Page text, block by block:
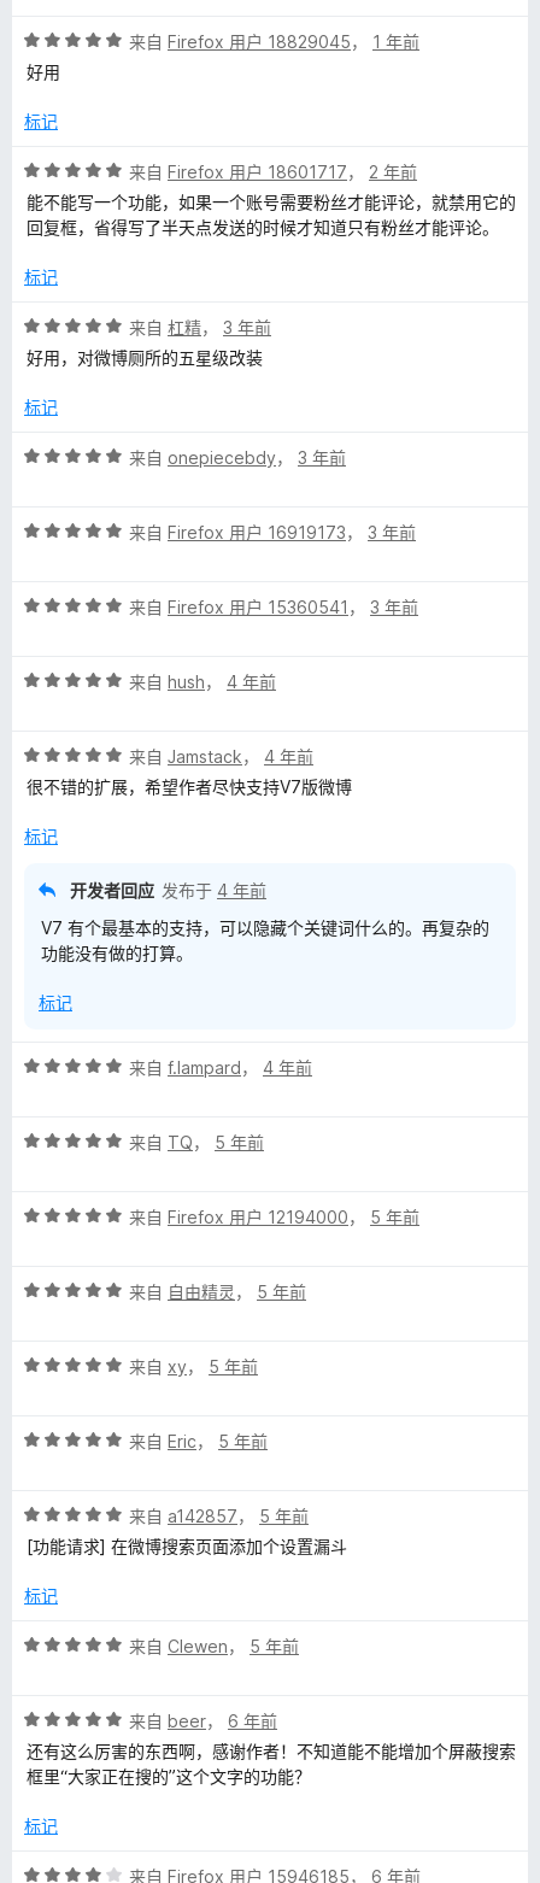
/
5
评
分
/
来自 Firefox 用户 18829045， 1 年前
好用
标记
评
分
5
5
来自 Firefox 用户 18601717， 2 年前
能不能写一个功能，如果一个账号需要粉丝才能评论，就禁用它的
回复框，省得写了半天点发送的时候才知道只有粉丝才能评论。
标记
评
分
/
来自 杠精， 3 年前
好用，对微博厕所的五星级改装
标记
评
/
来自 onepiecebdy， 3 年前
评
/
来自 Firefox 用户 16919173， 3 年前
评
/
来自 Firefox 用户 15360541 ， 3 年前
评
/
5
来自 hush， 4 年前
评
分
/
来自 Jamstack， 4 年前
很不错的扩展，希望作者尽快支持V7版微博
标记
开发者回应 发布于 4 年前
V7 有个最基本的支持，可以隐藏个关键词什么的。再复杂的
功能没有做的打算。
标记
评
/
来自 f.lampard， 4 年前
评
/
来自 TQ， 5 年前
评
/
来自 Firefox 用户 12194000， 5 年前
评
/
来自 自由精灵 ， 5 年前
评
/
来自 xy， 5 年前
评
/
5
来自 Eric， 5 年前
评
分
/
来自 a142857， 5 年前
[功能请求] 在微博搜索页面添加个设置漏斗
标记
评
/
5
来自 Clewen， 5 年前
评
分
5
5
来自 beer， 6 年前
还有这么厉害的东西啊，感谢作者！不知道能不能增加个屏蔽搜索
框里“大家正在搜的”这个文字的功能？
标记
评 来自 Firefox 用户 15946185， 6 年前